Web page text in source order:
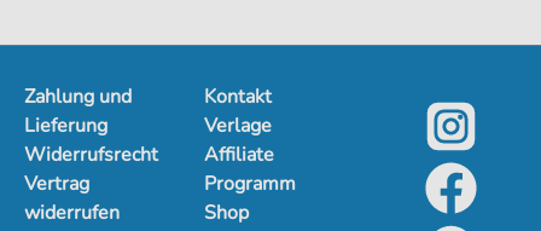
Zahlung und
Lieferung
Widerrufsrecht
Vertrag
widerrufen
Kontakt
Verlage
Affiliate
Programm
Shop